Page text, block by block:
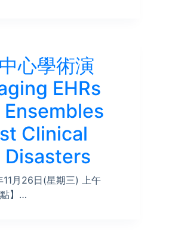
心學術演
EHRs
Clinical
Disasters
11月26日(星期三) 上午
】…